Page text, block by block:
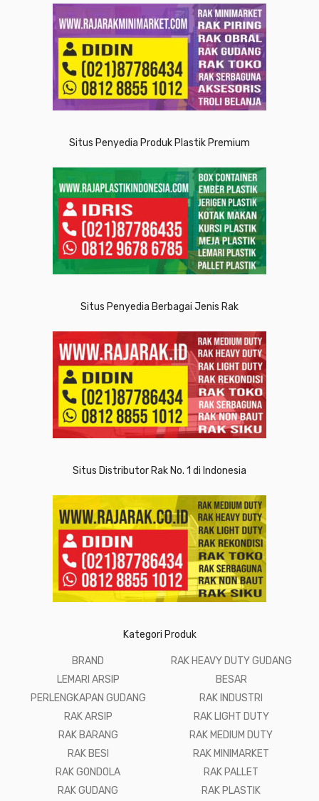
Situs Penyedia Produk Plastik Premium
Situs Penyedia Berbagai Jenis Rak
Situs Distributor Rak No. 1 di Indonesia
Kategori Produk
BRAND
LEMARI ARSIP
PERLENGKAPAN GUDANG
RAK ARSIP
RAK BARANG
RAK BESI
RAK GONDOLA
RAK GUDANG
RAK HEAVY DUTY GUDANG
BESAR
RAK INDUSTRI
RAK LIGHT DUTY
RAK MEDIUM DUTY
RAK MINIMARKET
RAK PALLET
RAK PLASTIK